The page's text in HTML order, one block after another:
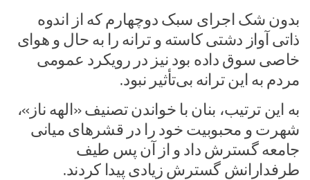
بدون شک اجرای سبک دوچهارم که از اندوه
ذاتی آواز دشتی کاسته و ترانه را به حال و هوای
خاصی سوق داده بود نیز در رویکرد عمومی
مردم به این ترانه بی‌تأثیر نبود.
به این ترتیب، بنان با خواندن تصنیف «الهه ناز»،
شهرت و محبوبیت خود را در قشرهای میانی
جامعه گسترش داد و از آن پس طیف
طرفدارانش گسترش زیادی پیدا کردند.